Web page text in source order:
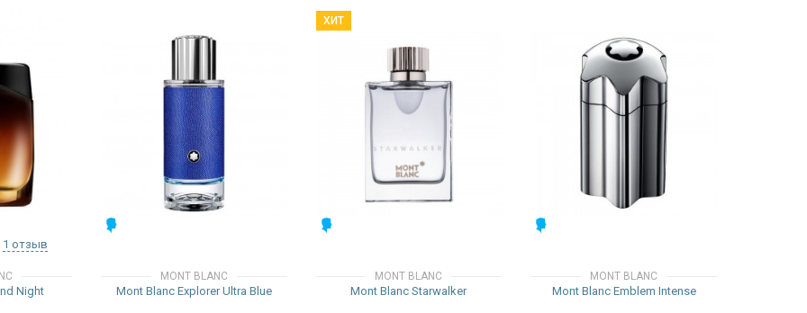
1 отзыв
Night
MONT BLANC
Mont Blanc Explorer Ultra Blue
ХИТ
MONT BLANC
Mont Blanc Starwalker
MONT BLANC
Mont Blanc Emblem Intense